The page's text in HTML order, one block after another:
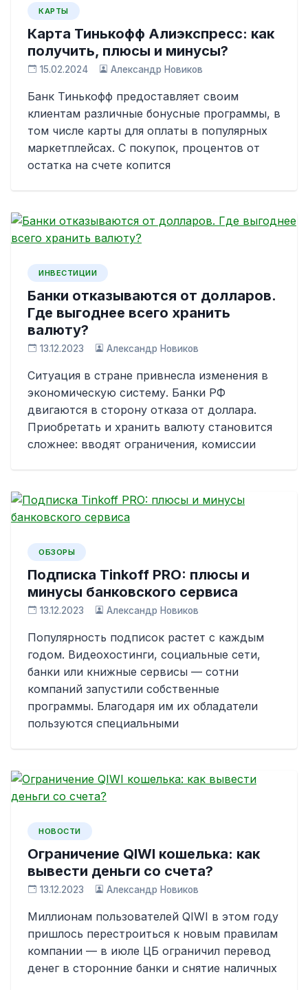
КАРТЫ
Карта Тинькофф Алиэкспресс: как
получить, плюсы и минусы?
15.02.2024 Александр Новиков
Банк Тинькофф предоставляет своим
клиентам различные бонусные программы, в
том числе карты для оплаты в популярных
маркетплейсах. С покупок, процентов от
остатка на счете копится
ИНВЕСТИЦИИ
Банки отказываются от долларов.
Где выгоднее всего хранить
валюту?
13.12.2023 Александр Новиков
Ситуация в стране привнесла изменения в
экономическую систему. Банки РФ
двигаются в сторону отказа от доллара.
Приобретать и хранить валюту становится
сложнее: вводят ограничения, комиссии
ОБЗОРЫ
Подписка Tinkoff PRO: плюсы и
минусы банковского сервиса
13.12.2023 Александр Новиков
Популярность подписок растет с каждым
годом. Видеохостинги, социальные сети,
банки или книжные сервисы — сотни
компаний запустили собственные
программы. Благодаря им их обладатели
пользуются специальными
НОВОСТИ
Ограничение QIWI кошелька: как
вывести деньги со счета?
13.12.2023 Александр Новиков
Миллионам пользователей QIWI в этом году
пришлось перестроиться к новым правилам
компании — в июле ЦБ ограничил перевод
денег в сторонние банки и снятие наличных